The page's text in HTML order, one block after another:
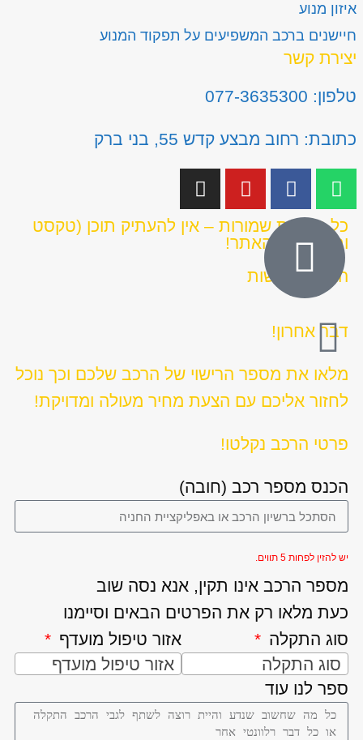
איזון מנוע
חיישנים ברכב המשפיעים על תפקוד המנוע
יצירת קשר
טלפון: 077-3635300
כתובת: רחוב מבצע קדש 55, בני ברק
כל הזכויות שמורות – אין להעתיק תוכן (טקסט
ותמונות) מהאתר!
הצהרת נגישות
דבר אחרון!
מלאו את מספר הרישוי של הרכב שלכם וכך נוכל
לחזור אליכם עם הצעת מחיר מעולה ומדויקת!
פרטי הרכב נקלטו!
הכנס מספר רכב (חובה)
יש להזין לפחות 5 תווים.
מספר הרכב אינו תקין, אנא נסה שוב
כעת מלאו רק את הפרטים הבאים וסיימנו
סוג התקלה
סוג התקלה
אזור טיפול מועדף
אזור טיפול מועדף
ספר לנו עוד